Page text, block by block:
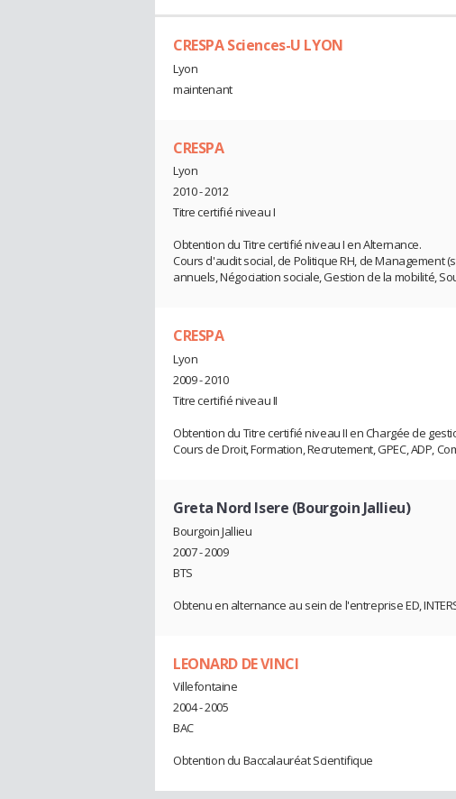
CRESPA Sciences-U LYON
Lyon
maintenant
CRESPA
Lyon
2010 - 2012
Titre certifié niveau I
Obtention du Titre certifié niveau I en Alternance.
Cours d'audit social, de Politique RH, de Management
annuels, Négociation sociale, Gestion de la mobilité,
CRESPA
Lyon
2009 - 2010
Titre certifié niveau II
Obtention du Titre certifié niveau II en Chargée de
Cours de Droit, Formation, Recrutement, GPEC, ADP,
Greta Nord Isere (Bourgoin Jallieu)
Bourgoin Jallieu
2007 - 2009
BTS
Obtenu en alternance au sein de l'entreprise ED,
LEONARD DE VINCI
Villefontaine
2004 - 2005
BAC
Obtention du Baccalauréat Scientifique